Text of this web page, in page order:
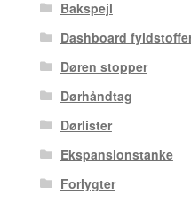
Bakspejl
Dashboard
Døren stopper
Dørhåndtag
Dørlister
Ekspansionstanke
Forlygter